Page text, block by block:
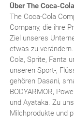
Über The Coca-
The Coca-Cola
Company, die ihre
Ziel unseres
etwas zu
Cola, Sprite, Fanta
unseren Sport-,
gehören Dasani,
BODYARMOR,
und Ayataka. Zu
Milchprodukte und